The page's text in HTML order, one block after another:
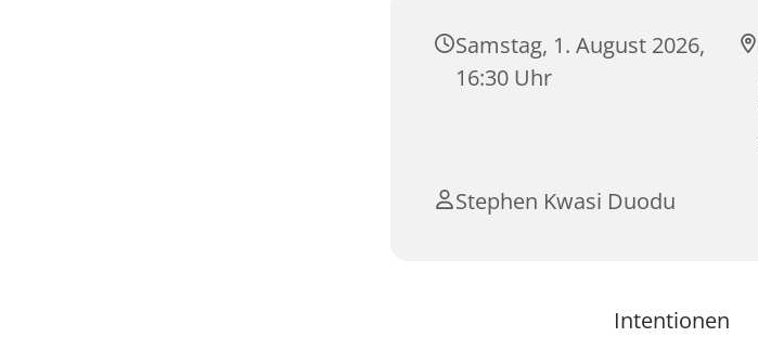
Samstag, 1. August 2026,
16:30 Uhr
Stephen Kwasi Duodu
Intentionen